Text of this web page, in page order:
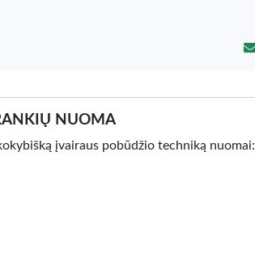
NUOMA
įvairaus pobūdžio techniką nuomai: